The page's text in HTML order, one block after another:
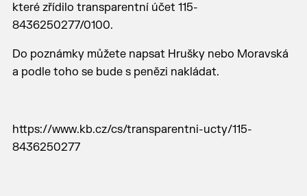
které zřídilo transparentní účet 115-
8436250277/0100.
Do poznámky můžete napsat Hrušky nebo Moravská
a podle toho se bude s penězi nakládat.
https://www.kb.cz/cs/transparentni-ucty/115-
8436250277